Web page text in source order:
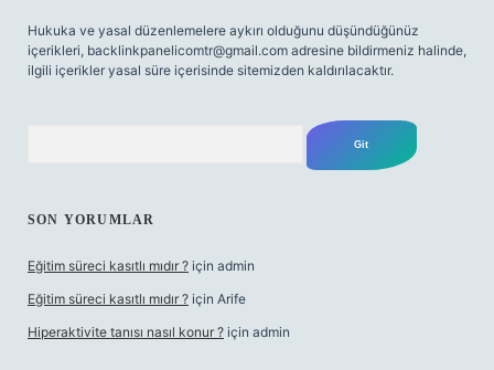
Hukuka ve yasal düzenlemelere aykırı olduğunu düşündüğünüz
içerikleri, backlinkpanelicomtr@gmail.com adresine bildirmeniz halinde,
ilgili içerikler yasal süre içerisinde sitemizden kaldırılacaktır.
SON YORUMLAR
Eğitim süreci kasıtlı mıdır ? için admin
Eğitim süreci kasıtlı mıdır ? için Arife
Hiperaktivite tanısı nasıl konur ? için admin